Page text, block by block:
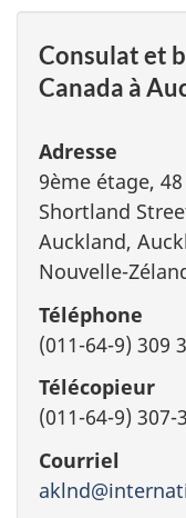
Consulat et
Canada à
Adresse
9ème étage,
Shortland
Auckland,
Nouvelle-
Téléphone
(011-64-9) 309
Télécopieur
(011-64-9) 307-
Courriel